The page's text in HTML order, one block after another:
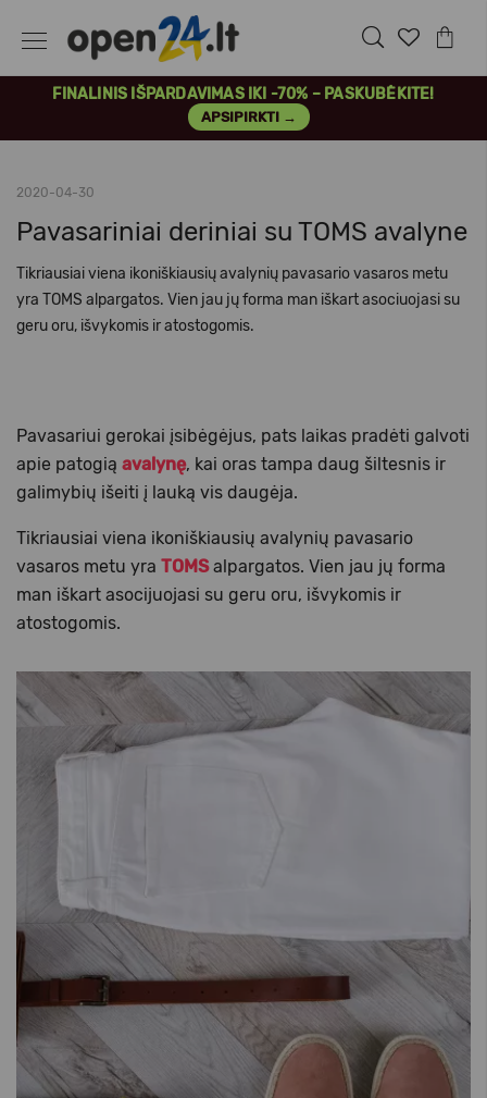
FINALINIS IŠPARDAVIMAS IKI -70% – PASKUBĖKITE!
APSIPIRKTI →
2020-04-30
Pavasariniai deriniai su TOMS avalyne
Tikriausiai viena ikoniškiausių avalynių pavasario vasaros metu
yra TOMS alpargatos. Vien jau jų forma man iškart asociuojasi su
geru oru, išvykomis ir atostogomis.
Pavasariui gerokai įsibėgėjus, pats laikas pradėti galvoti
apie patogią avalynę, kai oras tampa daug šiltesnis ir
galimybių išeiti į lauką vis daugėja.
Tikriausiai viena ikoniškiausių avalynių pavasario
vasaros metu yra TOMSalpargatos. Vien jau jų forma
man iškart asocijuojasi su geru oru, išvykomis ir
atostogomis.